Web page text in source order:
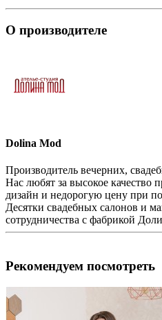
О производителе
Dolina Mod
Производитель вечерних,
Нас любят за высокое качество
дизайн и недорогую цену при
Десятки свадебных салонов и
сотрудничества с фабрикой
Рекомендуем посмотреть